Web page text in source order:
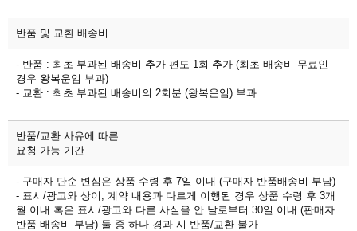
반품 및 교환 배송비
- 반품 : 최초 부과된 배송비 추가 편도 1회 추가 (최초 배송비 무료인
경우 왕복운임 부과)
- 교환 : 최초 부과된 배송비의 2회분 (왕복운임) 부과
반품/교환 사유에 따른
요청 가능 기간
- 구매자 단순 변심은 상품 수령 후 7일 이내 (구매자 반품배송비 부담)
- 표시/광고와 상이, 계약 내용과 다르게 이행된 경우 상품 수령 후 3개
월 이내 혹은 표시/광고와 다른 사실을 안 날로부터 30일 이내 (판매자
반품 배송비 부담) 둘 중 하나 경과 시 반품/교환 불가